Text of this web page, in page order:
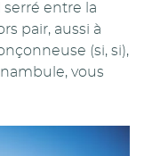
entre la
pair, aussi à
(si, si),
vous